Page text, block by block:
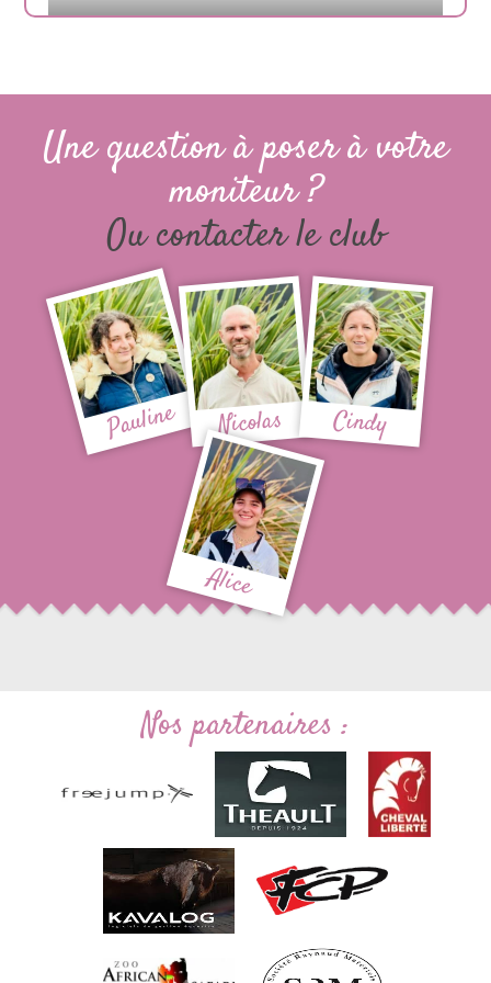
Une question à poser à votre
moniteur ?
Ou contacter le club
Pauline Nicolas Cindy
Alice
Nos partenaires :